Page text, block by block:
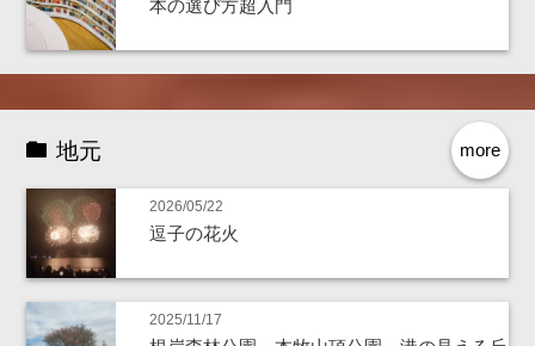
本の選び方超入門
more
地元
2026/05/22
逗子の花火
2025/11/17